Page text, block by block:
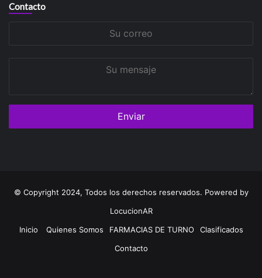
Contacto
© Copyright 2024, Todos los derechos reservados. Powered by
LocucionAR
Inicio
Quienes Somos FARMACIAS DE TURNO
Clasificados
Contacto